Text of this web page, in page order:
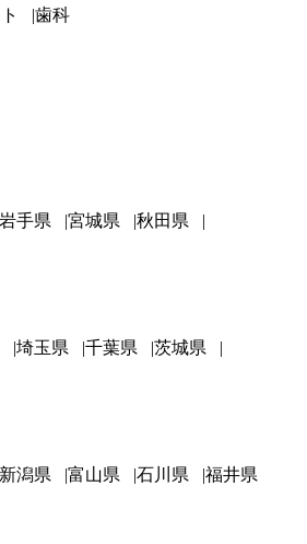
歯科
岩手県 宮城県
秋田県
埼玉県 千葉県
茨城県
新潟県 富山県 石川県 福井県